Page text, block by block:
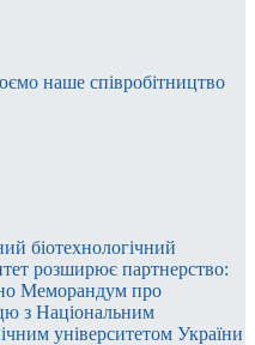
наше співробітництво
біотехнологічний
розширює партнерство:
Меморандум про
з Національним
університетом України